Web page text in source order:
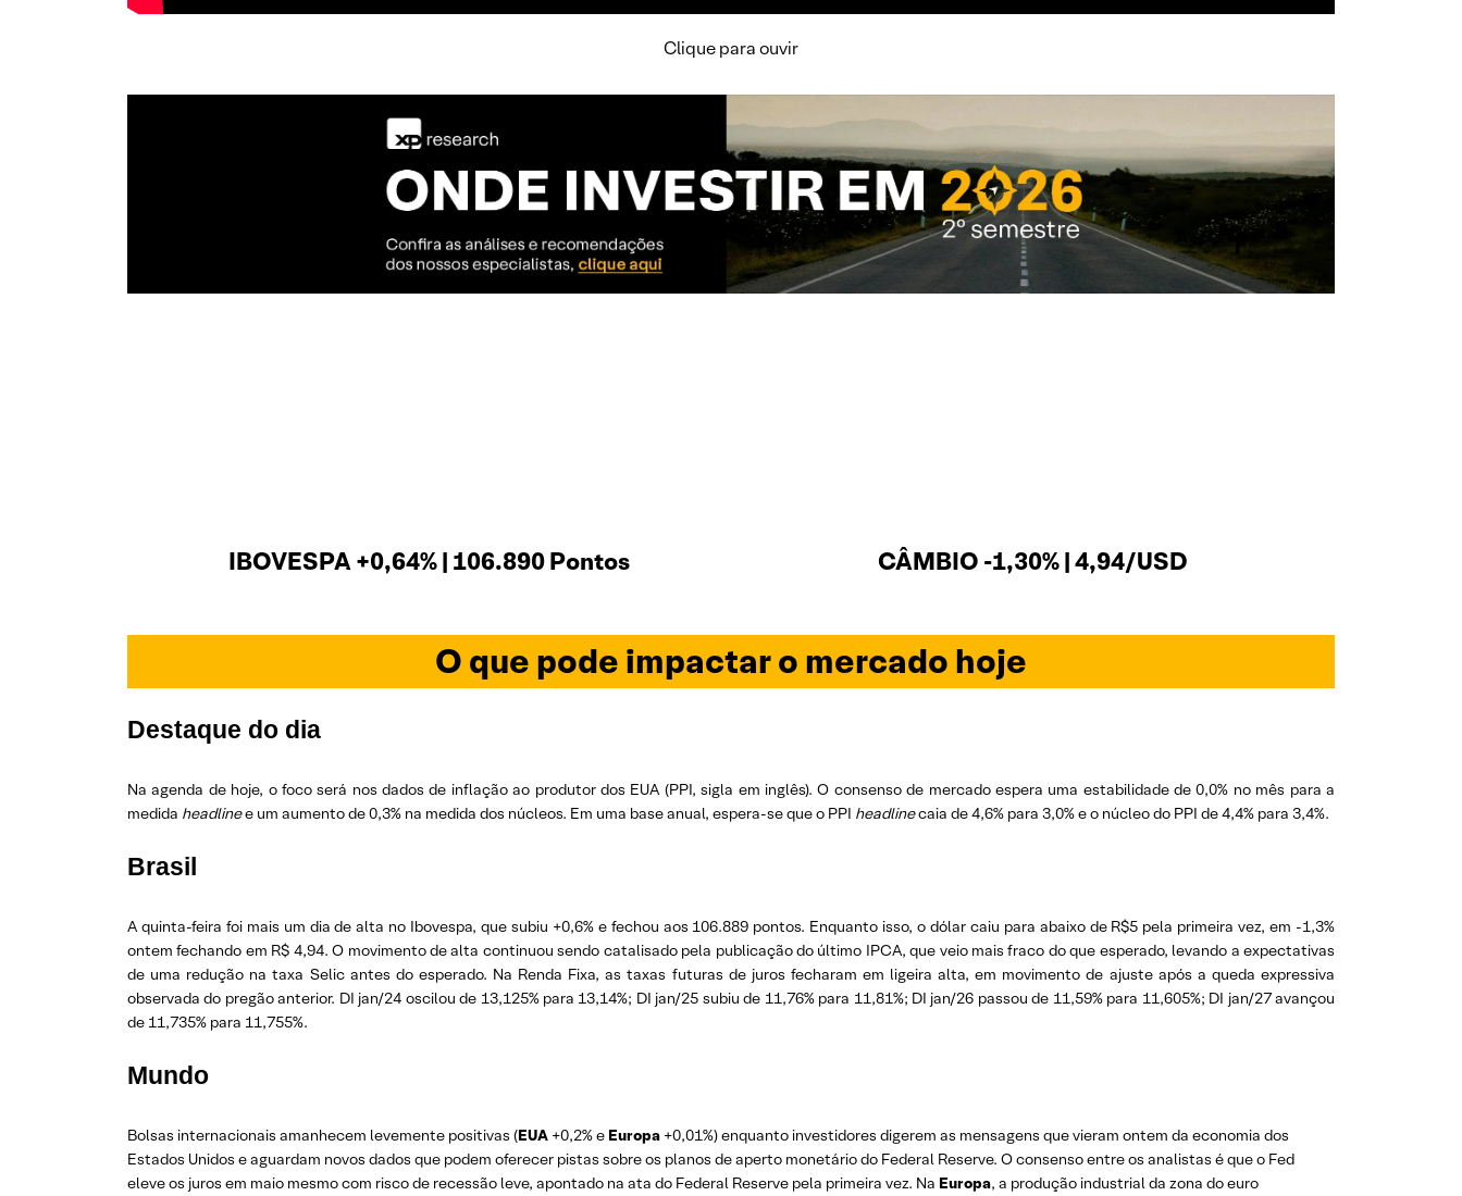
Clique para ouvir
IBOVESPA +0,64% | 106.890 Pontos CÂMBIO -1,30% | 4,94/USD
O que pode impactar o mercado hoje
Destaque do dia
Na agenda de hoje, o foco será nos dados de inflação ao produtor dos EUA (PPI, sigla em inglês). O consenso de mercado espera uma estabilidade de 0,0% no mês para a
medida headlinee um aumento de 0,3% na medida dos núcleos. Em uma base anual, espera-se que o PPI headlinecaia de 4,6% para 3,0% e o núcleo do PPI de 4,4% para 3,4%.
Brasil
A quinta-feira foi mais um dia de alta no Ibovespa, que subiu +0,6% e fechou aos 106.889 pontos. Enquanto isso, o dólar caiu para abaixo de R$5 pela primeira vez, em -1,3%
ontem fechando em R$ 4,94. O movimento de alta continuou sendo catalisado pela publicação do último IPCA, que veio mais fraco do que esperado, levando a expectativas
de uma redução na taxa Selic antes do esperado. Na Renda Fixa, as taxas futuras de juros fecharam em ligeira alta, em movimento de ajuste após a queda expressiva
observada do pregão anterior. DI jan/24 oscilou de 13,125% para 13,14%; DI jan/25 subiu de 11,76% para 11,81%; DI jan/26 passou de 11,59% para 11,605%; DI jan/27 avançou
de 11,735% para 11,755%.
Mundo
Bolsas internacionais amanhecem levemente positivas (EUA +0,2% e Europa +0,01%) enquanto investidores digerem as mensagens que vieram ontem da economia dos
Estados Unidos e aguardam novos dados que podem oferecer pistas sobre os planos de aperto monetário do Federal Reserve. O consenso entre os analistas é que o Fed
eleve os juros em maio mesmo com risco de recessão leve, apontado na ata do Federal Reserve pela primeira vez. Na Europa, a produção industrial da zona do euro